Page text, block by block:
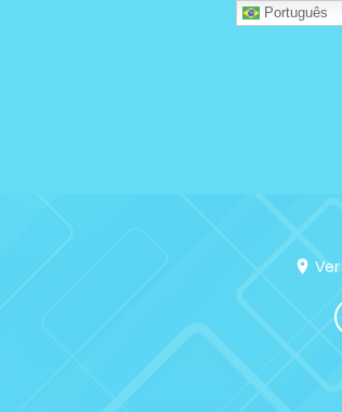
Português